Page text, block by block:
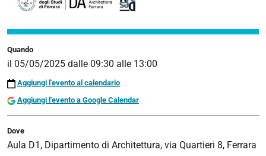
Quando
il 05/05/2025 dalle 09:30 alle 13:00
Aggiungi l'evento al calendario
Aggiungi l'evento a Google Calendar
Dove
Aula D1, Dipartimento di Architettura, via Quartieri 8, Ferrara